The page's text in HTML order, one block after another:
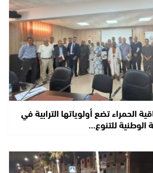
الحمراء تضع أولوياتها الترابية في
الوطنية للتنوع…